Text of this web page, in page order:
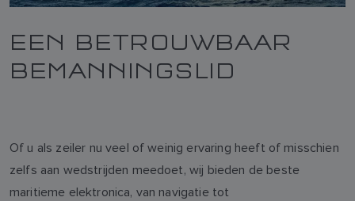
EEN BETROUWBAAR
BEMANNINGSLID
Of u als zeiler nu veel of weinig ervaring heeft of misschien
zelfs aan wedstrijden meedoet, wij bieden de beste
maritieme elektronica, van navigatie tot